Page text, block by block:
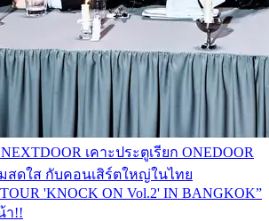
เคาะประตูเรียก ONEDOOR
สดใส กับคอนเสิร์ตใหญ่ในไทย
'KNOCK ON Vol.2' IN BANGKOK”
า!!